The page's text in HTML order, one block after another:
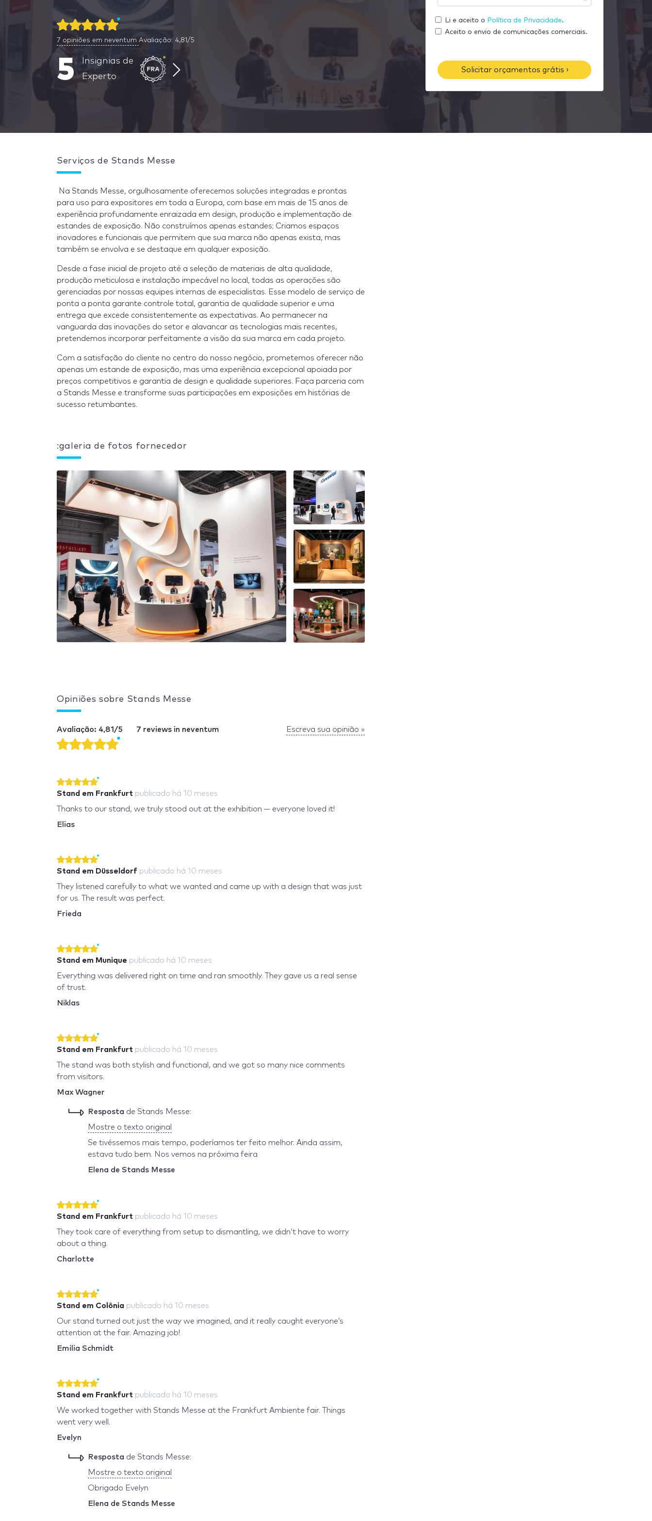
7 opiniões em neventum Avaliação: 4,81/5
5
Insignias de
Experto
e
m
a
s
e
u
e
o
Li e aceito o Política de Privacidade.
Aceito o envio de comunicações comerciais.
Solicitar orçamentos grátis ›
Serviços de Stands Messe
Na Stands Messe, orgulhosamente oferecemos soluções integradas e prontas
para uso para expositores em toda a Europa, com base em mais de 15 anos de
experiência profundamente enraizada em design, produção e implementação de
estandes de exposição. Não construímos apenas estandes; Criamos espaços
inovadores e funcionais que permitem que sua marca não apenas exista, mas
também se envolva e se destaque em qualquer exposição.
Desde a fase inicial de projeto até a seleção de materiais de alta qualidade,
produção meticulosa e instalação impecável no local, todas as operações são
gerenciadas por nossas equipes internas de especialistas. Esse modelo de serviço de
ponta a ponta garante controle total, garantia de qualidade superior e uma
entrega que excede consistentemente as expectativas. Ao permanecer na
vanguarda das inovações do setor e alavancar as tecnologias mais recentes,
pretendemos incorporar perfeitamente a visão da sua marca em cada projeto.
Com a satisfação do cliente no centro do nosso negócio, prometemos oferecer não
apenas um estande de exposição, mas uma experiência excepcional apoiada por
preços competitivos e garantia de design e qualidade superiores. Faça parceria com
a Stands Messe e transforme suas participações em exposições em histórias de
sucesso retumbantes.
:galeria de fotos fornecedor
Opiniões sobre Stands Messe
Avaliação: 4,81/5 7 reviews in neventum Escreva sua opinião »
Stand em Frankfurt publicado há 10 meses
Thanks to our stand, we truly stood out at the exhibition — everyone loved it!
Elias
Stand em Düsseldorf publicado há 10 meses
They listened carefully to what we wanted and came up with a design that was just
for us. The result was perfect.
Frieda
Stand em Munique publicado há 10 meses
Everything was delivered right on time and ran smoothly. They gave us a real sense
of trust.
Niklas
Stand em Frankfurt publicado há 10 meses
The stand was both stylish and functional, and we got so many nice comments
from visitors.
Max Wagner
Resposta de Stands Messe:
Mostre o texto original
Se tivéssemos mais tempo, poderíamos ter feito melhor. Ainda assim,
estava tudo bem. Nos vemos na próxima feira
Elena de Stands Messe
Stand em Frankfurt publicado há 10 meses
They took care of everything from setup to dismantling, we didn’t have to worry
about a thing.
Charlotte
Stand em Colônia publicado há 10 meses
Our stand turned out just the way we imagined, and it really caught everyone’s
attention at the fair. Amazing job!
Emilia Schmidt
Stand em Frankfurt publicado há 10 meses
We worked together with Stands Messe at the Frankfurt Ambiente fair. Things
went very well.
Evelyn
Resposta de Stands Messe:
Mostre o texto original
Obrigado Evelyn
Elena de Stands Messe